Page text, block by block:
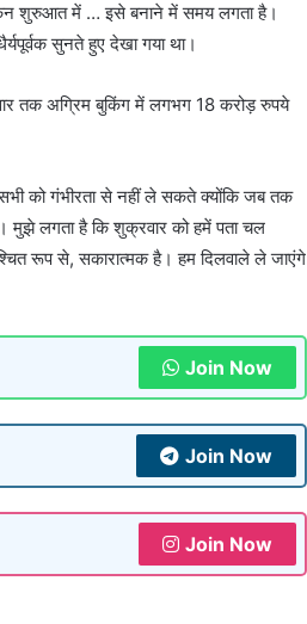
शुरुआत में … इसे बनाने में समय लगता है।
सुनते हुए देखा गया था।
तक अग्रिम बुकिंग में लगभग 18 करोड़ रुपये
को गंभीरता से नहीं ले सकते क्योंकि जब तक
मुझे लगता है कि शुक्रवार को हमें पता चल
रूप से, सकारात्मक है। हम दिलवाले ले जाएंगे
Join Now
Join Now
Join Now